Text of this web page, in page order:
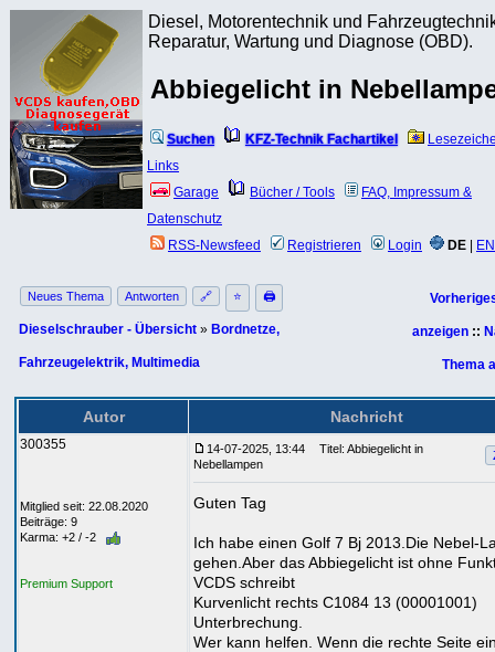
Diesel, Motorentechnik und
Reparatur, Wartung und Diagnose (OBD).
Abbiegelicht in
Suchen KFZ-Technik Fachartikel
Links
Garage
Bücher / Tools
FAQ, Impressum &
Datenschutz
RSS-Newsfeed
Registrieren Login DE EN
Neues Thema Antworten 🔗 ⭐ 🖨
Dieselschrauber - Übersicht » Bordnetze,
Fahrzeugelektrik, Multimedia
anzeigen ::
Thema
Autor Nachricht
300355
Mitglied seit: 22.08.2020
Beiträge: 9
Karma: +2 / -2
Premium Support
14-07-2025, 13:44
Titel: Abbiegelicht in
Nebellampen
Guten Tag
Ich habe einen Golf 7 Bj 2013.Die Nebel-
gehen.Aber das Abbiegelicht ist ohne
VCDS schreibt
Kurvenlicht rechts C1084 13 (00001001)
Unterbrechung.
Wer kann helfen. Wenn die rechte Seite